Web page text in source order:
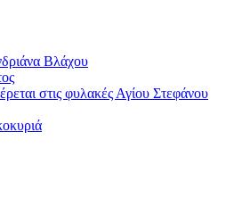
Βλάχου
στις φυλακές Αγίου Στεφάνου